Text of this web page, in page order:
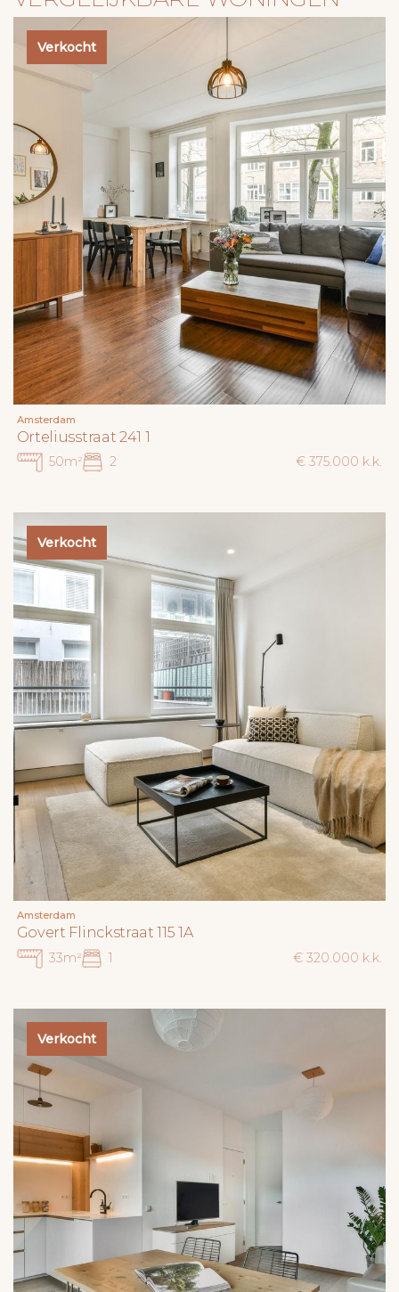
Verkocht
Amsterdam
Orteliusstraat 241 1
50m² 2 € 375.000 k.k.
Verkocht
Amsterdam
Govert Flinckstraat 115 1A
33m² 1 € 320.000 k.k.
Verkocht